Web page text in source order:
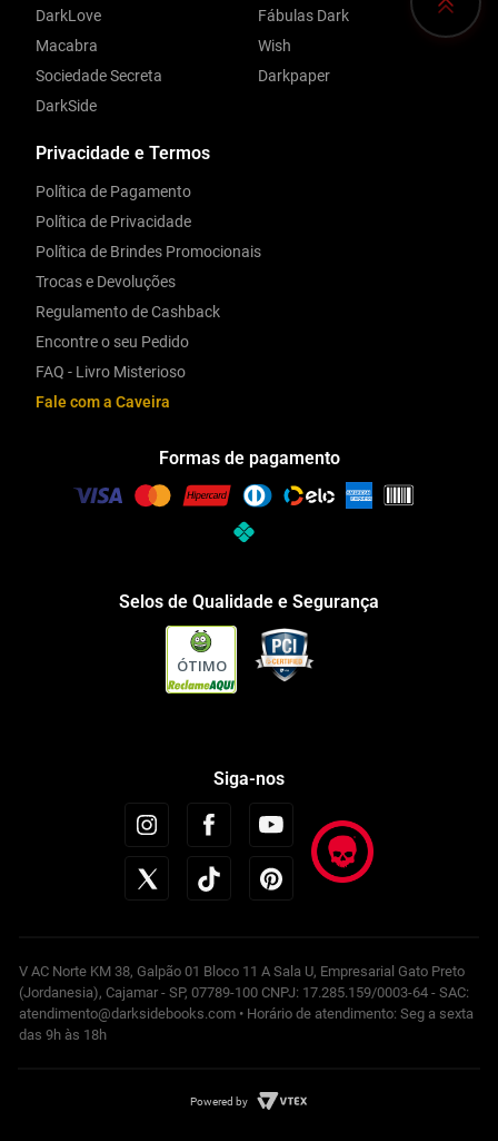
Privacidade e Termos
Política de Pagamento
Política de Privacidade
Política de Brindes Promocionais
Trocas e Devoluções
Regulamento de Cashback
Encontre o seu Pedido
FAQ - Livro Misterioso
Fale com a Caveira
DarkLove
Macabra
Sociedade Secreta
DarkSide
Fábulas Dark
Wish
Darkpaper
Formas de pagamento
Selos de Qualidade e Segurança
ÓTIMO
Siga-nos
V AC Norte KM 38, Galpão 01 Bloco 11 A Sala U, Empresarial Gato Preto
(Jordanesia), Cajamar - SP, 07789-100 CNPJ: 17.285.159/0003-64 - SAC:
atendimento@darksidebooks.com • Horário de atendimento: Seg a sexta
das 9h às 18h
Powered by